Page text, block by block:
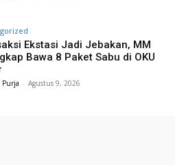
Ekstasi Jadi Jebakan, MM
Bawa 8 Paket Sabu di OKU
- Agustus 9, 2026